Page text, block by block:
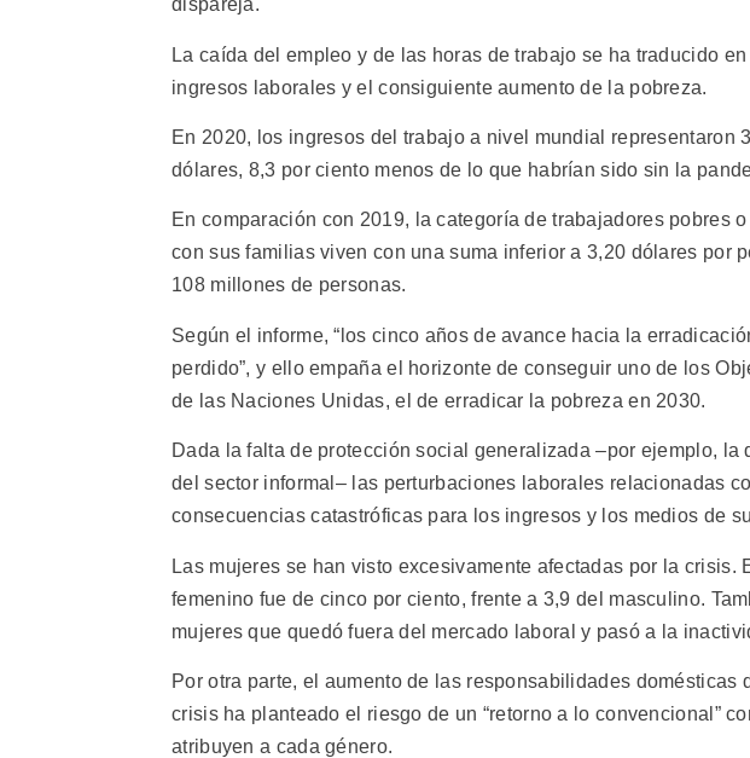
dispareja.
La caída del empleo y de las horas de trabajo se ha traducido
ingresos laborales y el consiguiente aumento de la pobreza.
En 2020, los ingresos del trabajo a nivel mundial representaron
dólares, 8,3 por ciento menos de lo que habrían sido sin la
En comparación con 2019, la categoría de trabajadores pobres
con sus familias viven con una suma inferior a 3,20 dólares por
108 millones de personas.
Según el informe, “los cinco años de avance hacia la
perdido”, y ello empaña el horizonte de conseguir uno de los
de las Naciones Unidas, el de erradicar la pobreza en 2030.
Dada la falta de protección social generalizada –por ejemplo,
del sector informal– las perturbaciones laborales relacionadas
consecuencias catastróficas para los ingresos y los medios de
Las mujeres se han visto excesivamente afectadas por la crisis.
femenino fue de cinco por ciento, frente a 3,9 del masculino.
mujeres que quedó fuera del mercado laboral y pasó a la
Por otra parte, el aumento de las responsabilidades domésticas
crisis ha planteado el riesgo de un “retorno a lo convencional”
atribuyen a cada género.